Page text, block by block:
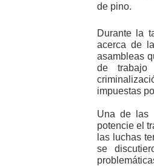
de pino.
Durante la
acerca de
asambleas
de
impuestas
Una de las
potencie el
las luchas
se